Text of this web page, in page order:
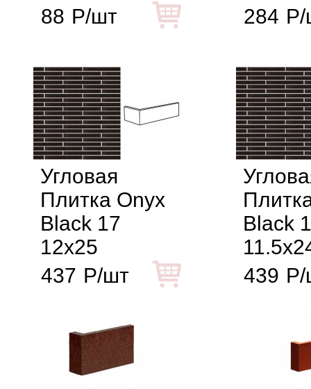
88 Р/шт
284 Р/
Угловая
Плитка Onyx
Black 17
12x25
437 Р/шт
Black
439 Р/